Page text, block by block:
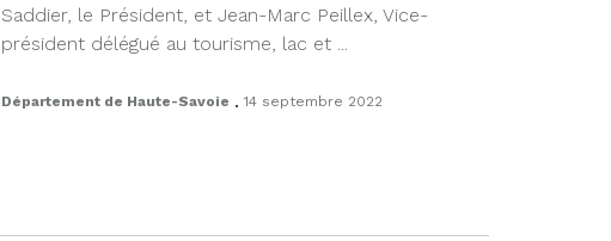
Saddier, le Président, et Jean-Marc Peillex, Vice-
président délégué au tourisme, lac et ...
Département de Haute-Savoie . 14 septembre 2022